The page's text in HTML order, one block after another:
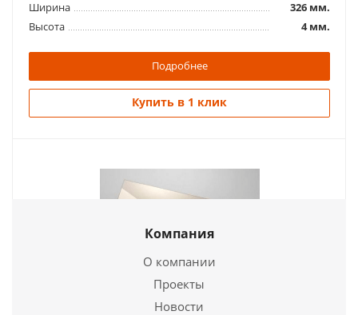
Ширина
326 мм.
Высота
4 мм.
Подробнее
Купить в 1 клик
Термостойкое стекло ROBAX (4*208*397 мм)
Компания
О компании
Проекты
Новости